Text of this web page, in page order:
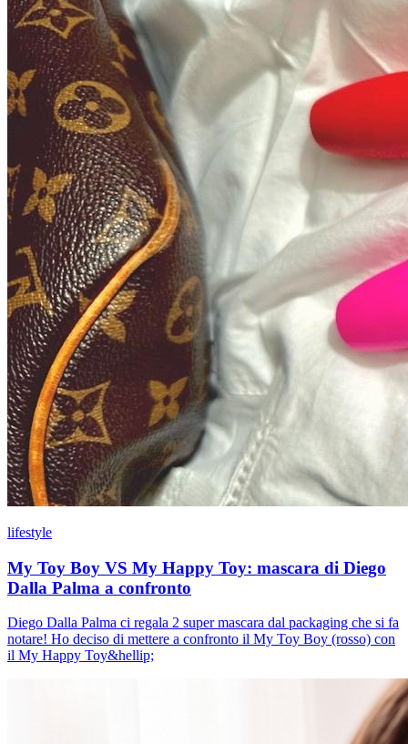
lifestyle
My Toy Boy VS My Happy Toy: mascara di Diego
Dalla Palma a confronto
Diego Dalla Palma ci regala 2 super mascara dal packaging che si fa
notare! Ho deciso di mettere a confronto il My Toy Boy (rosso) con
il My Happy Toy&hellip;